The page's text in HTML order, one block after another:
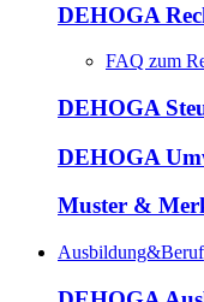
DEHOGA
FAQ zum
DEHOGA
DEHOGA
Muster &
Ausbildung&Beruf